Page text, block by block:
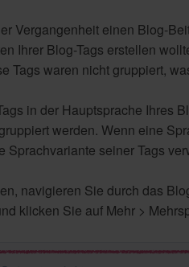
Vergangenheit einen Blog-
Ihrer Blog-Tags erstellen
Tags waren nicht gruppiert,
in der Hauptsprache Ihres
werden. Wenn eine
Sprachvariante seiner Tags
navigieren Sie durch das
klicken Sie auf Mehr >